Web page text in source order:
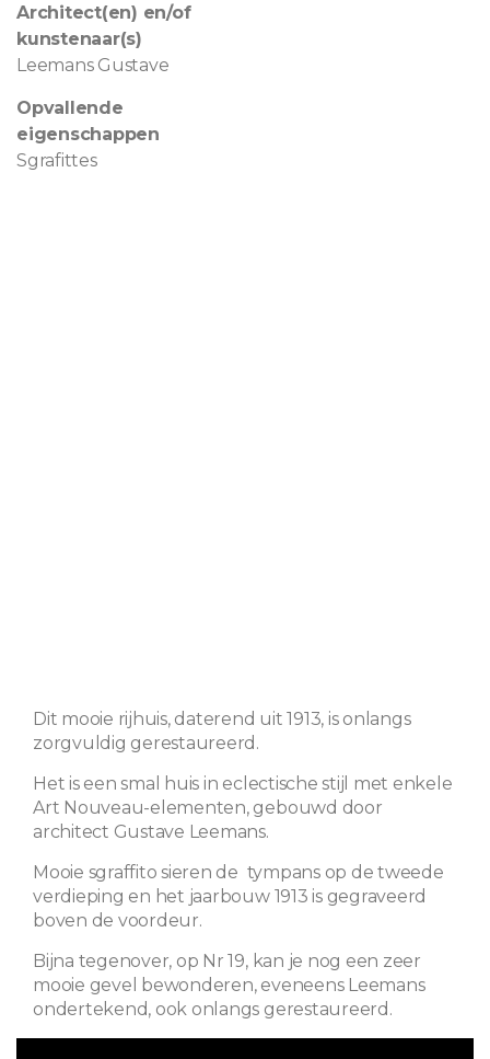
Architect(en) en/of
kunstenaar(s)
Leemans Gustave
Opvallende
eigenschappen
Sgrafittes
Dit mooie rijhuis, daterend uit 1913, is onlangs
zorgvuldig gerestaureerd.
Het is een smal huis in eclectische stijl met enkele
Art Nouveau-elementen, gebouwd door
architect Gustave Leemans.
Mooie sgraffito sieren de tympans op de tweede
verdieping en het jaarbouw 1913 is gegraveerd
boven de voordeur.
Bijna tegenover, op Nr 19, kan je nog een zeer
mooie gevel bewonderen, eveneens Leemans
ondertekend, ook onlangs gerestaureerd.